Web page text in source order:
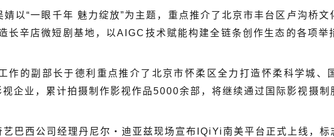
“一眼千年 魅力绽放”为主题，重点推介了北京市丰台区卢沟桥文
长辛店微短剧基地，以AIGC技术赋能构建全链条创作生态的各项举
副部长于德利重点推介了北京市怀柔区全力打造怀柔科学城、
企业，累计拍摄制作影视作品5000余部，将继续通过国际影视摄制
西公司经理丹尼尔・迪亚兹现场宣布IQiYi南美平台正式上线，标